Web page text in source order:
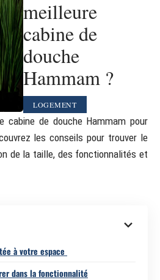
meilleure
cabine de
douche
Hammam ?
LOGEMENT
cabine de douche Hammam pour
les conseils pour trouver le
de la taille, des fonctionnalités et
à votre espace
dans la fonctionnalité